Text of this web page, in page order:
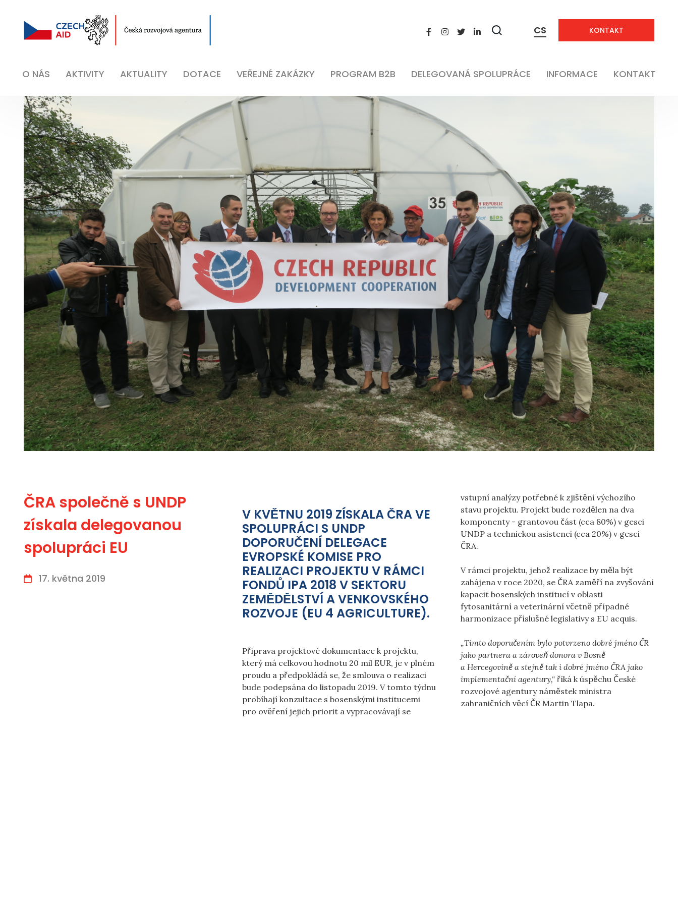
Zobrazit
CS KONTAKT
O NÁS AKTIVITY AKTUALITY DOTACE VEŘEJNÉ ZAKÁZKY PROGRAM B2B DELEGOVANÁ SPOLUPRÁCE INFORMACE KONTAKT
ČRA společně s UNDP
získala delegovanou
spolupráci EU
17. května 2019
V KVĚTNU 2019 ZÍSKALA ČRA VE
SPOLUPRÁCI S UNDP
DOPORUČENÍ DELEGACE
EVROPSKÉ KOMISE PRO
REALIZACI PROJEKTU V RÁMCI
FONDŮ IPA 2018 V SEKTORU
ZEMĚDĚLSTVÍ A VENKOVSKÉHO
ROZVOJE (EU 4 AGRICULTURE).
Příprava projektové dokumentace k projektu,
který má celkovou hodnotu 20 mil EUR, je v plném
proudu a předpokládá se, že smlouva o realizaci
bude podepsána do listopadu 2019. V tomto týdnu
probíhají konzultace s bosenskými institucemi
pro ověření jejich priorit a vypracovávají se
vstupní analýzy potřebné k zjištění výchozího
stavu projektu. Projekt bude rozdělen na dva
komponenty - grantovou část (cca 80%) v gesci
UNDP a technickou asistenci (cca 20%) v gesci
ČRA.
V rámci projektu, jehož realizace by měla být
zahájena v roce 2020, se ČRA zaměří na zvyšování
kapacit bosenských institucí v oblasti
fytosanitární a veterinární včetně případné
harmonizace příslušné legislativy s EU acquis.
„Tímto doporučením bylo potvrzeno dobré jméno ČR
jako partnera a zároveň donora v Bosně
a Hercegovině a stejně tak i dobré jméno ČRA jako
implementační agentury,"říká k úspěchu České
rozvojové agentury náměstek ministra
zahraničních věcí ČR Martin Tlapa.